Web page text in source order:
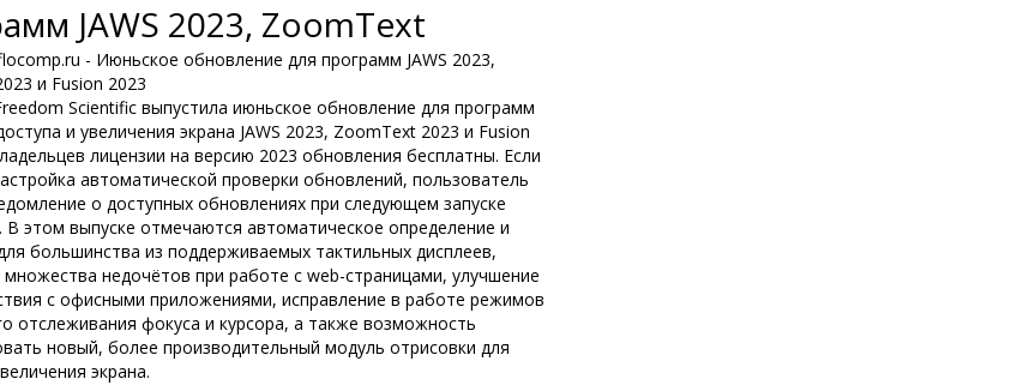
JAWS 2023, ZoomText
- Июньское обновление для программ JAWS 2023,
и Fusion 2023
Scientific выпустила июньское обновление для программ
и увеличения экрана JAWS 2023, ZoomText 2023 и Fusion
лицензии на версию 2023 обновления бесплатны. Если
автоматической проверки обновлений, пользователь
о доступных обновлениях при следующем запуске
этом выпуске отмечаются автоматическое определение и
большинства из поддерживаемых тактильных дисплеев,
множества недочётов при работе с web-страницами, улучшение
с офисными приложениями, исправление в работе режимов
отслеживания фокуса и курсора, а также возможность
новый, более производительный модуль отрисовки для
экрана.